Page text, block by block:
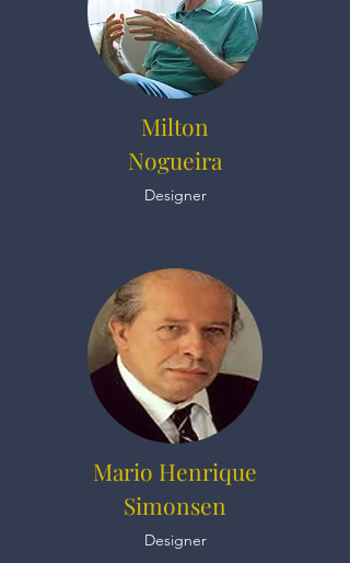
Milton
Nogueira
Designer
Mario Henrique
Simonsen
Designer